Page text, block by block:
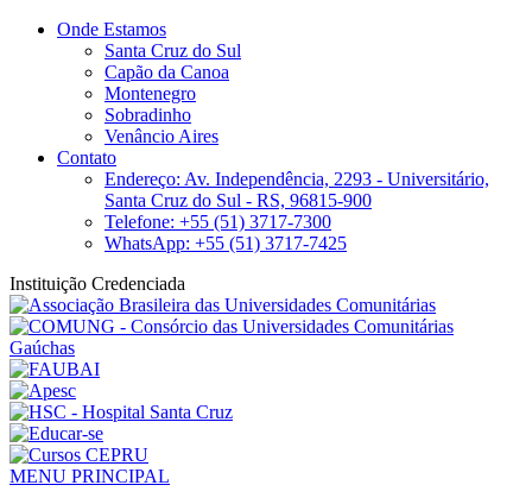
Onde Estamos
Santa Cruz do Sul
Capão da Canoa
Montenegro
Sobradinho
Venâncio Aires
Contato
Endereço: Av. Independência, 2293 - Universitário,
Santa Cruz do Sul - RS, 96815-900
Telefone: +55 (51) 3717-7300
WhatsApp: +55 (51) 3717-7425
Instituição Credenciada
MENU PRINCIPAL